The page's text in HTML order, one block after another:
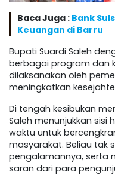
Baca Juga : Bank
Keuangan di Barru
Bupati Suardi Saleh
berbagai program dan
dilaksanakan oleh
meningkatkan
Di tengah kesibukan
Saleh menunjukkan sisi
waktu untuk
masyarakat. Beliau tak
pengalamannya, serta
saran dari para